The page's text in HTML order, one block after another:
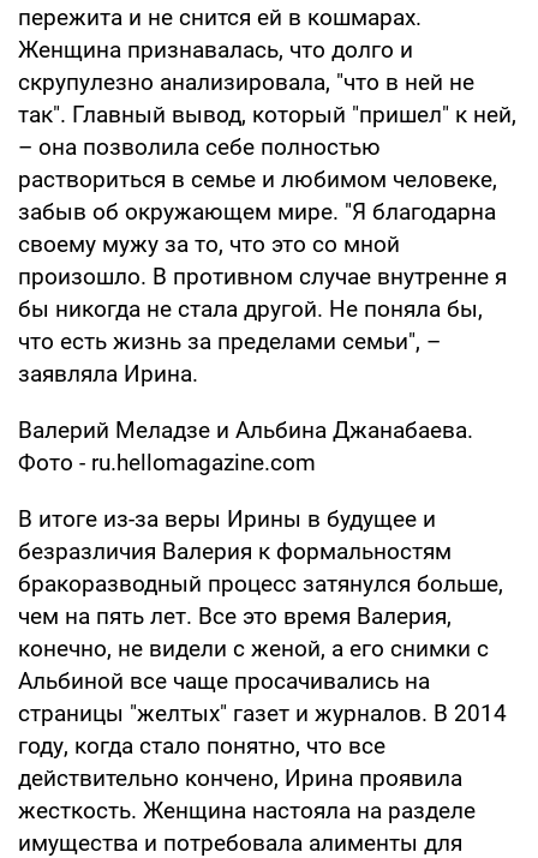
пережита и не снится ей в кошмарах.
Женщина признавалась, что долго и
скрупулезно анализировала, "что в ней не
так". Главный вывод, который "пришел" к ней,
– она позволила себе полностью
раствориться в семье и любимом человеке,
забыв об окружающем мире. "Я благодарна
своему мужу за то, что это со мной
произошло. В противном случае внутренне я
бы никогда не стала другой. Не поняла бы,
что есть жизнь за пределами семьи", –
заявляла Ирина.
Валерий Меладзе и Альбина Джанабаева.
Фото - ru.hellomagazine.com
В итоге из-за веры Ирины в будущее и
безразличия Валерия к формальностям
бракоразводный процесс затянулся больше,
чем на пять лет. Все это время Валерия,
конечно, не видели с женой, а его снимки с
Альбиной все чаще просачивались на
страницы "желтых" газет и журналов. В 2014
году, когда стало понятно, что все
действительно кончено, Ирина проявила
жесткость. Женщина настояла на разделе
имущества и потребовала алименты для